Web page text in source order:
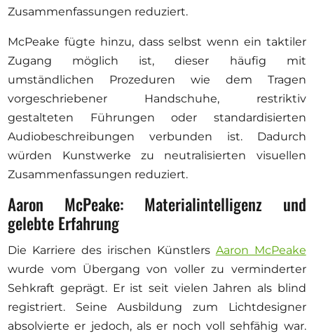
Zusammenfassungen reduziert.
McPeake fügte hinzu, dass selbst wenn ein taktiler
Zugang möglich ist, dieser häufig mit
umständlichen Prozeduren wie dem Tragen
vorgeschriebener Handschuhe, restriktiv
gestalteten Führungen oder standardisierten
Audiobeschreibungen verbunden ist. Dadurch
würden Kunstwerke zu neutralisierten visuellen
Zusammenfassungen reduziert.
Aaron McPeake: Materialintelligenz und
gelebte Erfahrung
Die Karriere des irischen Künstlers Aaron McPeake
wurde vom Übergang von voller zu verminderter
Sehkraft geprägt. Er ist seit vielen Jahren als blind
registriert. Seine Ausbildung zum Lichtdesigner
absolvierte er jedoch, als er noch voll sehfähig war.